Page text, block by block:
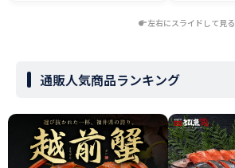
左右にスライドして見る
通販人気商品ランキング